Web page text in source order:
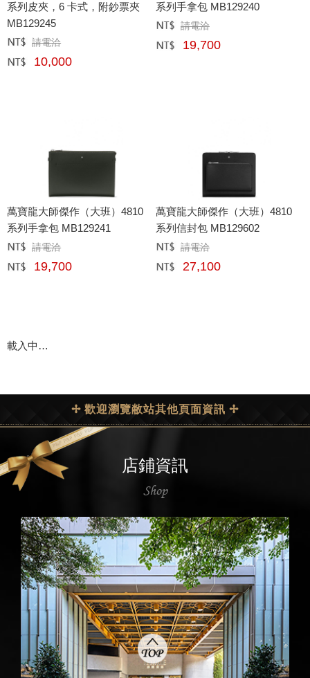
系列皮夾，6 卡式，附鈔票夾
MB129245
定價﹕請電洽
網購﹕ 10,000
系列手拿包 MB129240
定價﹕ 請電洽
網購﹕ 19,700
萬寶龍大師傑作（大班）4810
系列手拿包 MB129241
定價﹕請電洽
網購﹕ 19,700
萬寶龍大師傑作（大班）4810
系列信封包 MB129602
定價﹕ 請電洽
網購﹕ 27,100
載入中…
✢ 歡迎瀏覽敝站其他頁面資訊 ✢
店鋪資訊
Shop